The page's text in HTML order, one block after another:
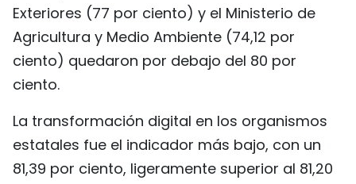
Exteriores (77 por ciento) y el Ministerio de
Agricultura y Medio Ambiente (74,12 por
ciento) quedaron por debajo del 80 por
ciento.
La transformación digital en los organismos
estatales fue el indicador más bajo, con un
81,39 por ciento, ligeramente superior al 81,20